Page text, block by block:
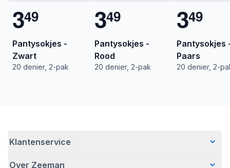
349
Pantysokjes -
Zwart
20 denier, 2-pak
349
Pantysokjes -
Rood
20 denier, 2-pak
349
Pantysokjes
Paars
20 denier, 2-
Klantenservice
Over Zeeman